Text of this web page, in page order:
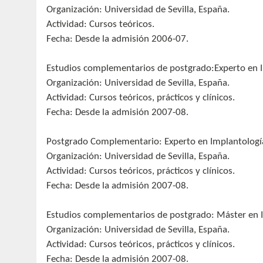
Organización: Universidad de Sevilla, España.
Actividad: Cursos teóricos.
Fecha: Desde la admisión 2006-07.
Estudios complementarios de postgrado:Experto en
Organización: Universidad de Sevilla, España.
Actividad: Cursos teóricos, prácticos y clínicos.
Fecha: Desde la admisión 2007-08.
Postgrado Complementario: Experto en
Organización: Universidad de Sevilla, España.
Actividad: Cursos teóricos, prácticos y clínicos.
Fecha: Desde la admisión 2007-08.
Estudios complementarios de postgrado: Máster en
Organización: Universidad de Sevilla, España.
Actividad: Cursos teóricos, prácticos y clínicos.
Fecha: Desde la admisión 2007-08.